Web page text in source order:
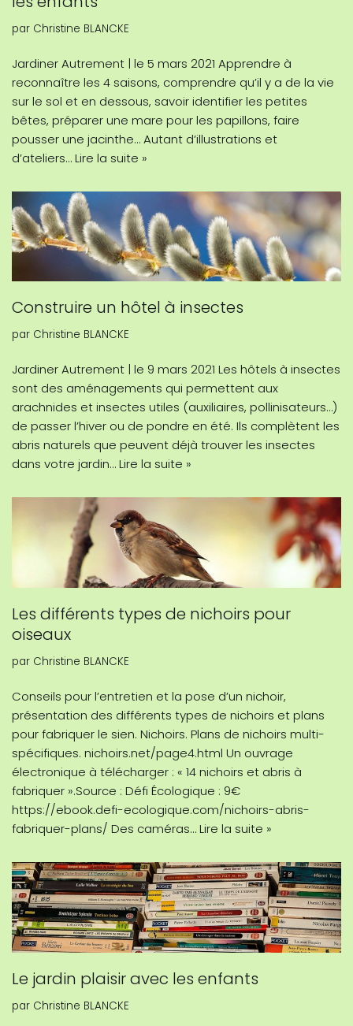
par Christine BLANCKE
Jardiner Autrement | le 5 mars 2021 Apprendre à
reconnaître les 4 saisons, comprendre qu’il y a de la vie
sur le sol et en dessous, savoir identifier les petites
bêtes, préparer une mare pour les papillons, faire
pousser une jacinthe… Autant d’illustrations et
d’ateliers…Lire la suite »
Construire un hôtel à insectes
par Christine BLANCKE
Jardiner Autrement | le 9 mars 2021 Les hôtels à insectes
sont des aménagements qui permettent aux
arachnides et insectes utiles (auxiliaires, pollinisateurs…)
de passer l’hiver ou de pondre en été. Ils complètent les
abris naturels que peuvent déjà trouver les insectes
dans votre jardin…Lire la suite »
Les différents types de nichoirs pour
oiseaux
par Christine BLANCKE
Conseils pour l’entretien et la pose d’un nichoir,
présentation des différents types de nichoirs et plans
pour fabriquer le sien. Nichoirs. Plans de nichoirs multi-
spécifiques. nichoirs.net/page4.html Un ouvrage
électronique à télécharger : « 14 nichoirs et abris à
fabriquer ».Source : Défi Écologique : 9€
https://ebook.defi-ecologique.com/nichoirs-abris-
fabriquer-plans/ Des caméras…Lire la suite »
Le jardin plaisir avec les enfants
par Christine BLANCKE